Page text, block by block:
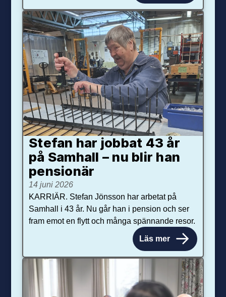
Stefan har jobbat 43 år
på Samhall – nu blir han
pensionär
14 juni 2026
KARRIÄR. Stefan Jönsson har arbetat på
Samhall i 43 år. Nu går han i pension och ser
fram emot en flytt och många spännande resor.
Läs mer